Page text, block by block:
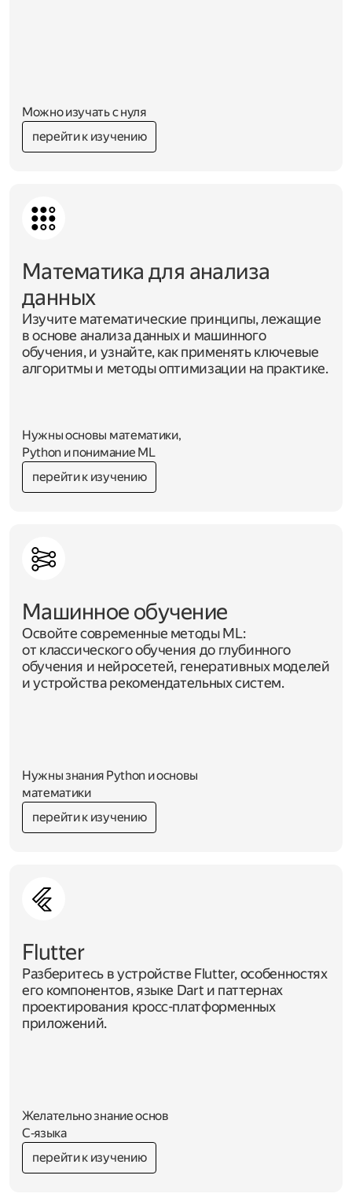
Можно изучать с нуля
перейти к изучению
Математика для анализа
данных
Изучите математические принципы, лежащие
в основе анализа данных и машинного
обучения, и узнайте, как применять ключевые
алгоритмы и методы оптимизации на практике.
Нужны основы математики,
Python и понимание ML
перейти к изучению
Машинное обучение
Освойте современные методы ML:
от классического обучения до глубинного
обучения и нейросетей, генеративных моделей
и устройства рекомендательных систем.
Нужны знания Python и основы
математики
перейти к изучению
Flutter
Разберитесь в устройстве Flutter, особенностях
его компонентов, языке Dart и паттернах
проектирования кросс-платформенных
приложений.
Желательно знание основ
C‑языка
перейти к изучению